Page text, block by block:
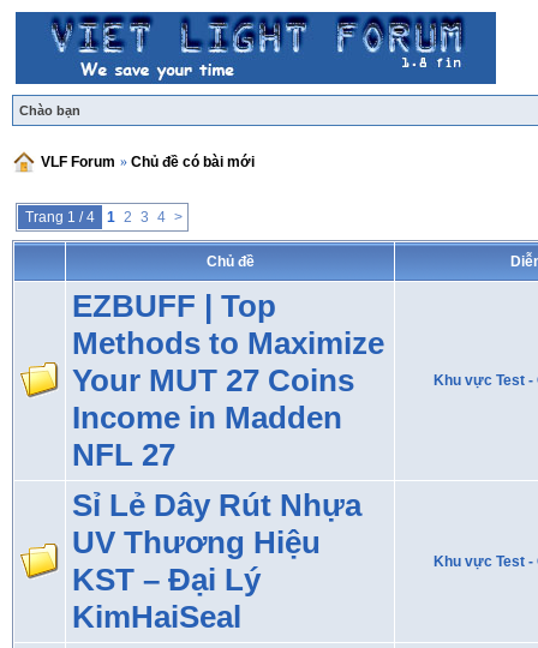
Chào bạn
VLF Forum » Chủ đề có bài mới
Trang 1 / 4 1 2 3 4 >
Chủ đề
EZBUFF | Top
Methods to Maximize
Your MUT 27 Coins
Income in Madden
NFL 27
Khu vực Test
Sỉ Lẻ Dây Rút Nhựa
UV Thương Hiệu
KST – Đại Lý
KimHaiSeal
Khu vực Test